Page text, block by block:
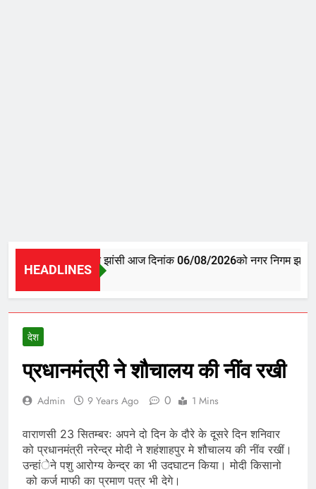
HEADLINES
संपादक महोदय झांसी आज दिनांक 06/08/2026को नगर निगम झांसी में
Hours Ago
देश
प्रधानमंत्री ने शौचालय की नींव रखी
Admin 9 Years Ago 0 1 Mins
वाराणसी 23 सितम्बरः अपने दो दिन के दौरे के दूसरे दिन शनिवार
को प्रधानमंत्री नरेन्द्र मोदी ने शहंशाहपुर मे शौचालय की नींव रखीं।
उन्हांेने पशु आरोग्य केन्द्र का भी उदघाटन किया। मोदी किसानो
को कर्ज माफी का प्रमाण पत्र भी देगे।